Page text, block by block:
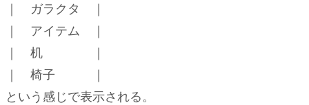
｜ ガラクタ ｜
｜ アイテム ｜
｜ 机 ｜
｜ 椅子 ｜
という感じで表示される。